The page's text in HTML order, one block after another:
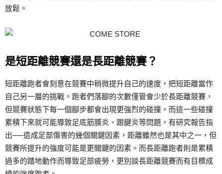
放鬆。
是短距離競賽還是長距離競賽？
短距離跑者會刻意在競賽中稍微提升自己的速度，把短距離當作
自己另一層的挑戰。跑者們落腳的次數僅管會少於長距離競賽，
但競賽狀態下每一個腳步都會出現更強烈的碰撞。而這一些碰撞
累積下來就可能導致足底筋膜炎、跟腱炎等問題，有研究報告指
出──造成足部傷害的幾個關鍵因素，距離雖然也是其中之一，但
競賽所提升的強度可能是更關鍵的因素。而長距離跑者則是累積
過多的踏地動作而導致足部疲勞，更別談長距離競賽而有目標成